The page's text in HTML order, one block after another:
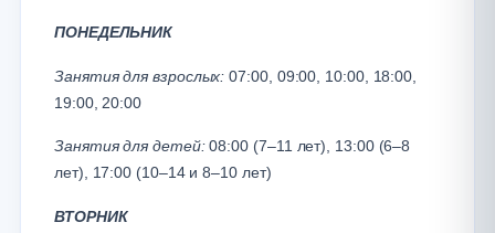
ПОНЕДЕЛЬНИК
Занятия для взрослых:07:00, 09:00, 10:00, 18:00,
19:00, 20:00
Занятия для детей:08:00 (7–11 лет), 13:00 (6–8
лет), 17:00 (10–14 и 8–10 лет)
ВТОРНИК